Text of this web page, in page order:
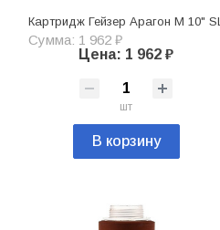
Картридж Гейзер Арагон М 10" SL
Сумма: 1 962 ₽
Цена: 1 962 ₽
шт
В корзину